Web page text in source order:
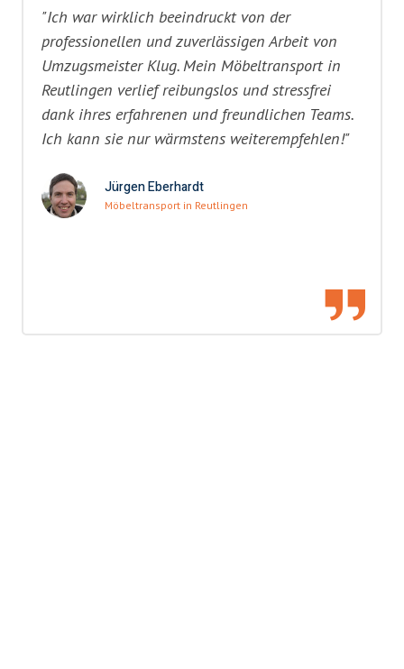
"Ich war wirklich beeindruckt von der
professionellen und zuverlässigen Arbeit von
Umzugsmeister Klug. Mein Möbeltransport in
Reutlingen verlief reibungslos und stressfrei
dank ihres erfahrenen und freundlichen Teams.
Ich kann sie nur wärmstens weiterempfehlen!"
Jürgen Eberhardt
Möbeltransport in Reutlingen